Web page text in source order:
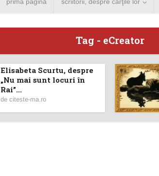
Tag - eCreator
Elisabeta Scurtu, despre
„Nu mai sunt locuri în
Rai”...
de citeste-ma.ro
Angela Merkel vine la
București. Lansare de
carte şi...